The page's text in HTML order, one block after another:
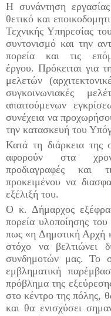
Η συνάντηση εργασίας
θετικό και
Τεχνικής Υπηρεσίας
συντονισμό και την
πορεία και τις
έργου. Πρόκειται για
μελετών
συγκοινωνιακές
απαιτούμενων
συνέχεια να
την κατασκευή του
Κατά τη διάρκεια της
αφορούν στα
προδιαγραφές και
προκειμένου να
εξέλιξή του.
Ο κ. Δήμαρχος
πορεία υλοποίησης του
πως «η Δημοτική Αρχή
στόχο να βελτιώνει
συνδημοτών μας. Το
εμβληματική
πρόβλημα της
στο κέντρο της πόλης,
και θα ενισχύσει